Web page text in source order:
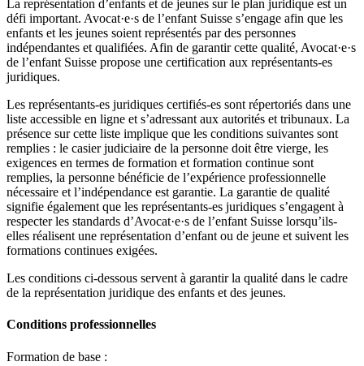
La représentation d’enfants et de jeunes sur le plan juridique est un
défi important. Avocat·e·s de l’enfant Suisse s’engage afin que les
enfants et les jeunes soient représentés par des personnes
indépendantes et qualifiées. Afin de garantir cette qualité, Avocat·e·s
de l’enfant Suisse propose une certification aux représentants-es
juridiques.
Les représentants-es juridiques certifiés-es sont répertoriés dans une
liste accessible en ligne et s’adressant aux autorités et tribunaux. La
présence sur cette liste implique que les conditions suivantes sont
remplies : le casier judiciaire de la personne doit être vierge, les
exigences en termes de formation et formation continue sont
remplies, la personne bénéficie de l’expérience professionnelle
nécessaire et l’indépendance est garantie. La garantie de qualité
signifie également que les représentants-es juridiques s’engagent à
respecter les standards d’Avocat·e·s de l’enfant Suisse lorsqu’ils-
elles réalisent une représentation d’enfant ou de jeune et suivent les
formations continues exigées.
Les conditions ci-dessous servent à garantir la qualité dans le cadre
de la représentation juridique des enfants et des jeunes.
Conditions professionnelles
Formation de base :